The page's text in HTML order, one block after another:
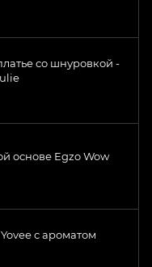
со шнуровкой -
основе Egzo Wow
с ароматом